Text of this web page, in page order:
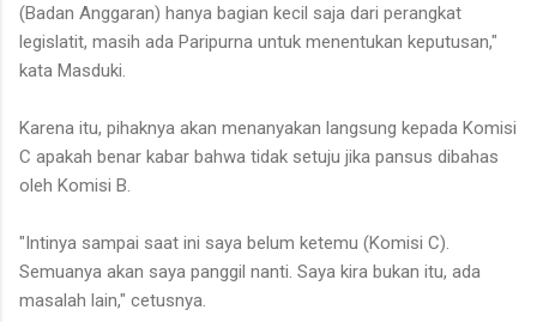
(Badan Anggaran) hanya bagian kecil saja dari perangkat
legislatit, masih ada Paripurna untuk menentukan keputusan,"
kata Masduki.
Karena itu, pihaknya akan menanyakan langsung kepada Komisi
C apakah benar kabar bahwa tidak setuju jika pansus dibahas
oleh Komisi B.
"Intinya sampai saat ini saya belum ketemu (Komisi C).
Semuanya akan saya panggil nanti. Saya kira bukan itu, ada
masalah lain," cetusnya.